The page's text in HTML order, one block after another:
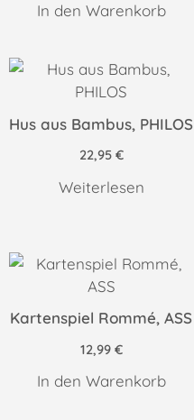
In den Warenkorb
Hus aus Bambus, PHILOS
22,95 €
Weiterlesen
Kartenspiel Rommé, ASS
12,99 €
In den Warenkorb